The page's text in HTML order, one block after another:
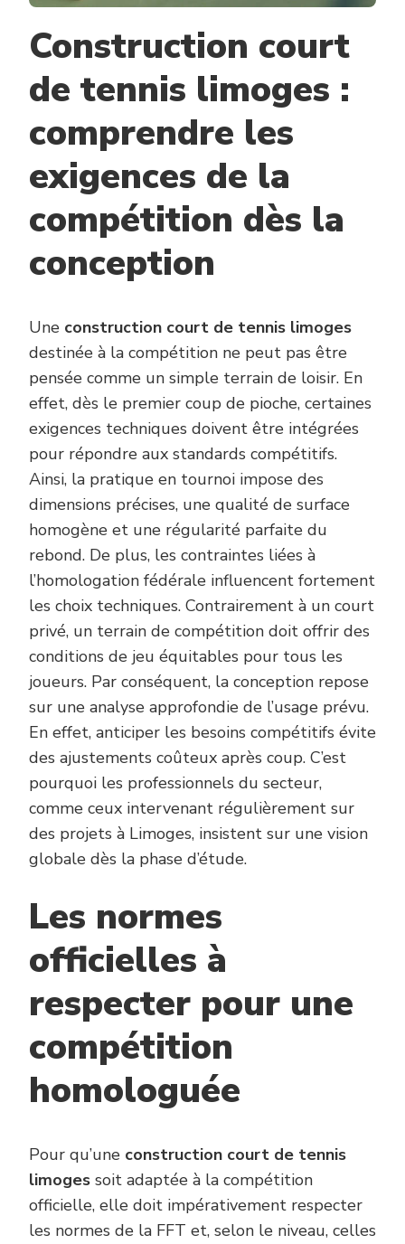
Construction court
de tennis limoges :
comprendre les
exigences de la
compétition dès la
conception
Une construction court de tennis limoges
destinée à la compétition ne peut pas être
pensée comme un simple terrain de loisir. En
effet, dès le premier coup de pioche, certaines
exigences techniques doivent être intégrées
pour répondre aux standards compétitifs.
Ainsi, la pratique en tournoi impose des
dimensions précises, une qualité de surface
homogène et une régularité parfaite du
rebond. De plus, les contraintes liées à
l’homologation fédérale influencent fortement
les choix techniques. Contrairement à un court
privé, un terrain de compétition doit offrir des
conditions de jeu équitables pour tous les
joueurs. Par conséquent, la conception repose
sur une analyse approfondie de l’usage prévu.
En effet, anticiper les besoins compétitifs évite
des ajustements coûteux après coup. C’est
pourquoi les professionnels du secteur,
comme ceux intervenant régulièrement sur
des projets à Limoges, insistent sur une vision
globale dès la phase d’étude.
Les normes
officielles à
respecter pour une
compétition
homologuée
Pour qu’une construction court de tennis
limoges soit adaptée à la compétition
officielle, elle doit impérativement respecter
les normes de la FFT et, selon le niveau, celles